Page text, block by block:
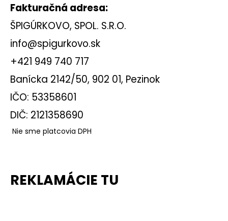
Fakturačná adresa:
ŠPIGÚRKOVO, SPOL. S.R.O.
info@spigurkovo.sk
+421 949 740 717
Banícka 2142/50, 902 01, Pezinok
IČO: 53358601
DIČ: 2121358690
Nie sme platcovia DPH
REKLAMÁCIE TU
d
p
o
r
č
a
m
e
ULTRAZVUKOVÁ
ŠPACHTĽA
124,90
€